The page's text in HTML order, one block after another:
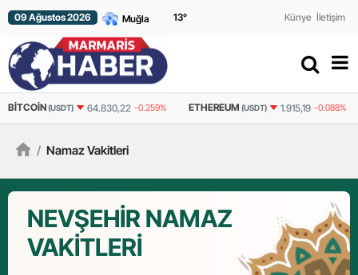
09 Ağustos 2026 13° Künye İletişim
BITCOIN(USDT) 64.830,22 -0.259% ETHEREUM (USDT) 1.915,19 -0.088%
/ Namaz Vakitleri
NEVŞEHIR NAMAZ
VAKİTLERİ